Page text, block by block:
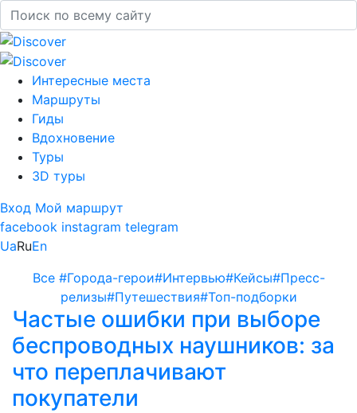
Интересные места
Маршруты
Гиды
Вдохновение
Туры
3D туры
Вход Мой маршрут
facebook instagram telegram
UaRuEn
Все #Города-герои#Интервью#Кейсы#Пресс-
релизы#Путешествия#Топ-подборки
Частые ошибки при выборе
беспроводных наушников: за
что переплачивают
покупатели